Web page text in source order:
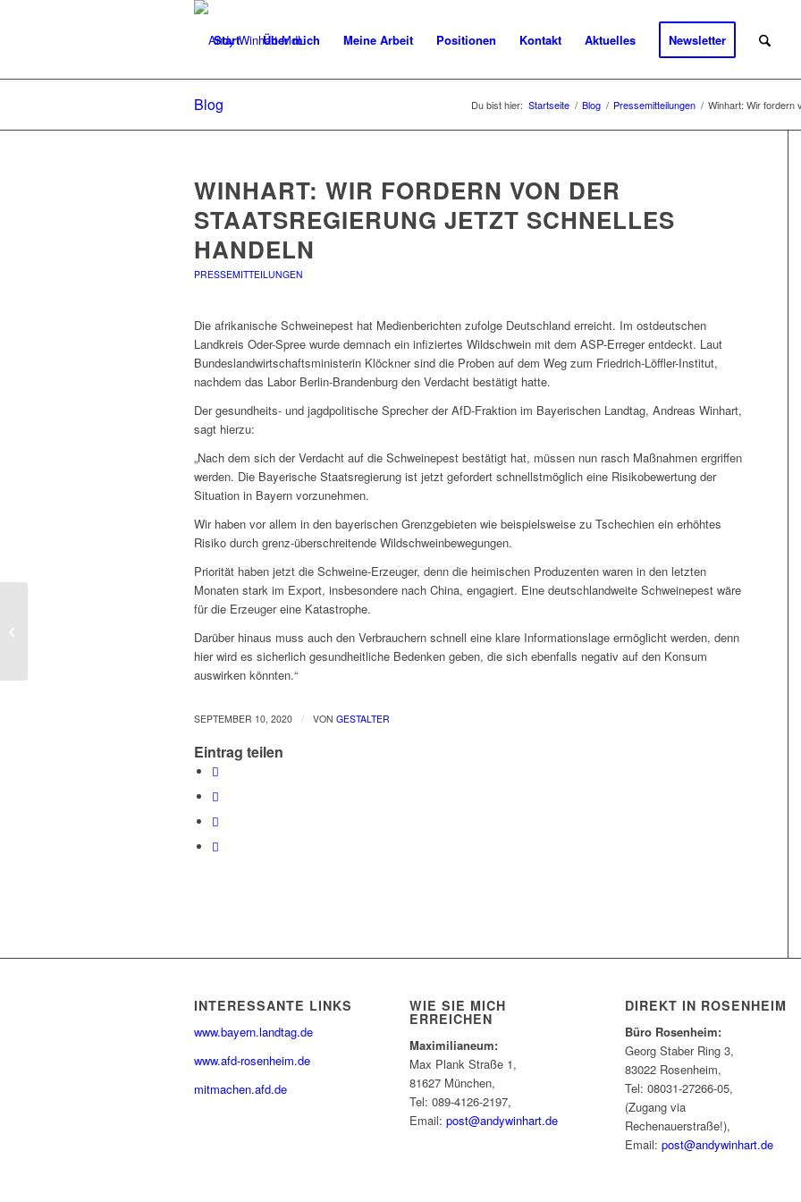
Start Über mich Meine Arbeit Positionen Kontakt Aktuelles Newsletter
Blog Du bist hier: Startseite / Blog / Pressemitteilungen / Winhart: Wir fordern
WINHART: WIR FORDERN VON DER
STAATSREGIERUNG JETZT SCHNELLES
HANDELN
PRESSEMITTEILUNGEN
Die afrikanische Schweinepest hat Medienberichten zufolge Deutschland erreicht. Im ostdeutschen
Landkreis Oder-Spree wurde demnach ein infiziertes Wildschwein mit dem ASP-Erreger entdeckt. Laut
Bundeslandwirtschaftsministerin Klöckner sind die Proben auf dem Weg zum Friedrich-Löffler-Institut,
nachdem das Labor Berlin-Brandenburg den Verdacht bestätigt hatte.
Der gesundheits- und jagdpolitische Sprecher der AfD-Fraktion im Bayerischen Landtag, Andreas Winhart,
sagt hierzu:
„Nach dem sich der Verdacht auf die Schweinepest bestätigt hat, müssen nun rasch Maßnahmen ergriffen
werden. Die Bayerische Staatsregierung ist jetzt gefordert schnellstmöglich eine Risikobewertung der
Situation in Bayern vorzunehmen.
Wir haben vor allem in den bayerischen Grenzgebieten wie beispielsweise zu Tschechien ein erhöhtes
Risiko durch grenz-überschreitende Wildschweinbewegungen.
Priorität haben jetzt die Schweine-Erzeuger, denn die heimischen Produzenten waren in den letzten
Monaten stark im Export, insbesondere nach China, engagiert. Eine deutschlandweite Schweinepest wäre
für die Erzeuger eine Katastrophe.
Darüber hinaus muss auch den Verbrauchern schnell eine klare Informationslage ermöglicht werden, denn
hier wird es sicherlich gesundheitliche Bedenken geben, die sich ebenfalls negativ auf den Konsum
auswirken könnten.“
SEPTEMBER 10, 2020 / VON GESTALTER
Eintrag teilen
INTERESSANTE LINKS
www.bayern.landtag.de
www.afd-rosenheim.de
mitmachen.afd.de
WIE SIE MICH
ERREICHEN
Maximilianeum:
Max Plank Straße 1,
81627 München,
Tel: 089-4126-2197,
Email:post@andywinhart.de
DIREKT IN ROSENHEIM
Büro Rosenheim:
Georg Staber Ring 3,
83022 Rosenheim,
Tel: 08031-27266-05,
(Zugang via
Rechenauerstraße!),
Email:post@andywinhart.de
AfD-Landtagsabgeordneter Andreas
Winhart besucht Corona-Teststation